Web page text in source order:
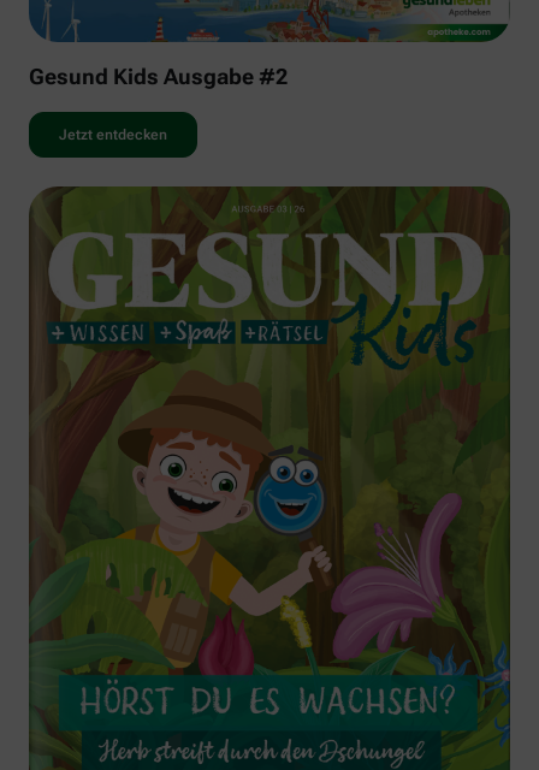
Gesund Kids Ausgabe #2
Jetzt entdecken